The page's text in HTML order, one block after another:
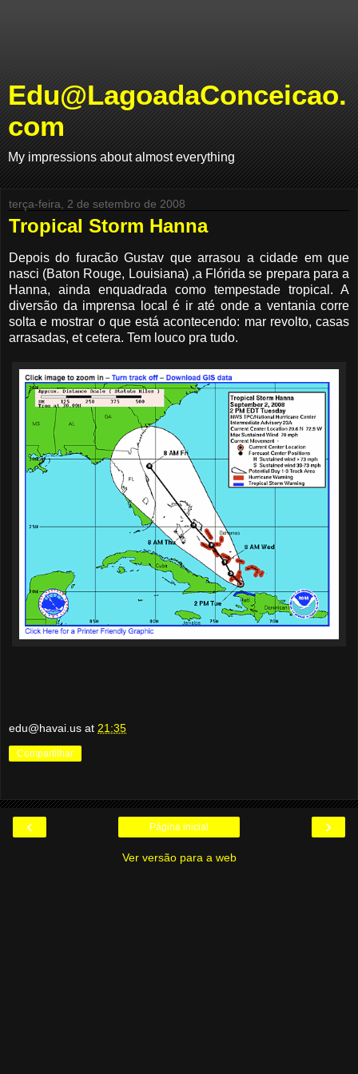
Edu@LagoadaConceicao.
com
My impressions about almost everything
terça-feira, 2 de setembro de 2008
Tropical Storm Hanna
Depois do furacão Gustav que arrasou a cidade em que
nasci (Baton Rouge, Louisiana) ,a Flórida se prepara para a
Hanna, ainda enquadrada como tempestade tropical. A
diversão da imprensa local é ir até onde a ventania corre
solta e mostrar o que está acontecendo: mar revolto, casas
arrasadas, et cetera. Tem louco pra tudo.
edu@havai.us at 21:35
Compartilhar
‹ ›
Página inicial
Ver versão para a web